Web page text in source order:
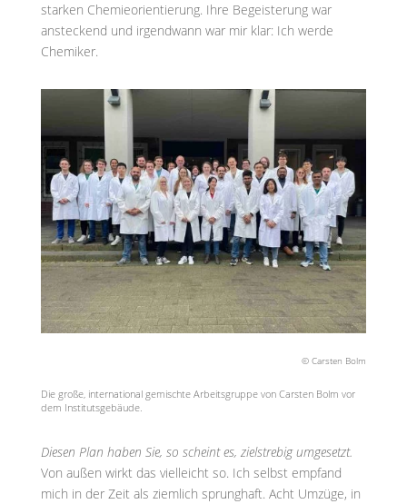
starken Chemieorientierung. Ihre Begeisterung war
ansteckend und irgendwann war mir klar: Ich werde
Chemiker.
© Carsten Bolm
Die große, international gemischte Arbeitsgruppe von Carsten Bolm vor
dem Institutsgebäude.
Diesen Plan haben Sie, so scheint es, zielstrebig umgesetzt.
Von außen wirkt das vielleicht so. Ich selbst empfand
mich in der Zeit als ziemlich sprunghaft. Acht Umzüge, in